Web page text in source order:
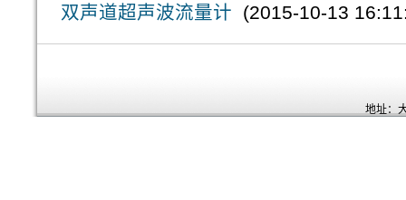
双声道超声波流量计 (2015-10-13
地址：